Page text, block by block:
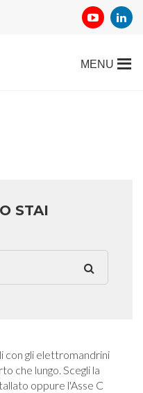
STAI
con gli elettromandrini
che lungo. Scegli la
oppure l'Asse C